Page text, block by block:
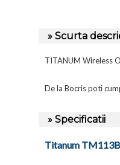
» Scurta
TITANUM Wireless
De la Bocris poti
» Specificatii
Titanum